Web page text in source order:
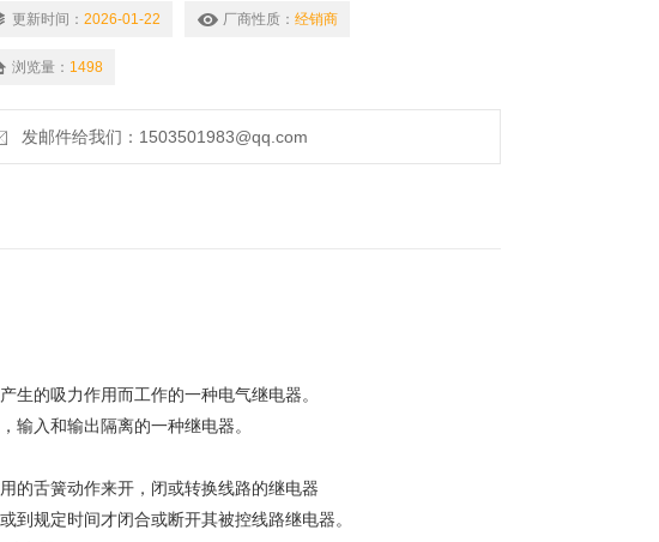
。然而，目前继电器检测设备不仅检测项目比较单一，检测过程不
人为性，而且，检测效率低，安全性也得不到保证
更新时间： 2026-01-22 厂商性质： 经销商
浏览量： 1498
发邮件给我们：1503501983@qq.com
生的吸力作用而工作的一种电气继电器。
输入和输出隔离的一种继电器。
的舌簧动作来开，闭或转换线路的继电器
到规定时间才闭合或断开其被控线路继电器。